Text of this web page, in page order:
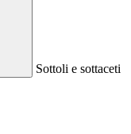
Sottoli e sottaceti